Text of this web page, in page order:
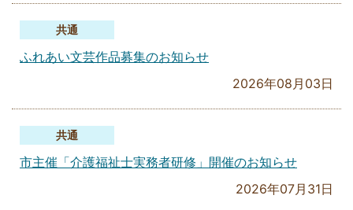
共通
ふれあい文芸作品募集のお知らせ
2026年08月03日
共通
市主催「介護福祉士実務者研修」開催のお知らせ
2026年07月31日